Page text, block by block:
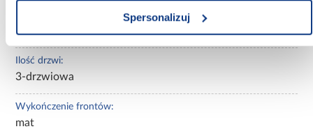
Spersonalizuj
bez lustra
Ilość drzwi:
3-drzwiowa
Wykończenie frontów:
mat